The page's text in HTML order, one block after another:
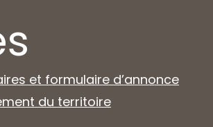
et formulaire d’annonce
du territoire